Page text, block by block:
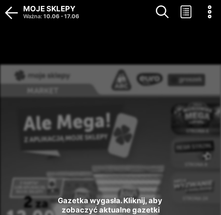
Gazetka wygasła. Kliknij, aby
zobaczyć aktualne gazetki
MOJE SKLEPY
Ważna: 10.06 -17.06